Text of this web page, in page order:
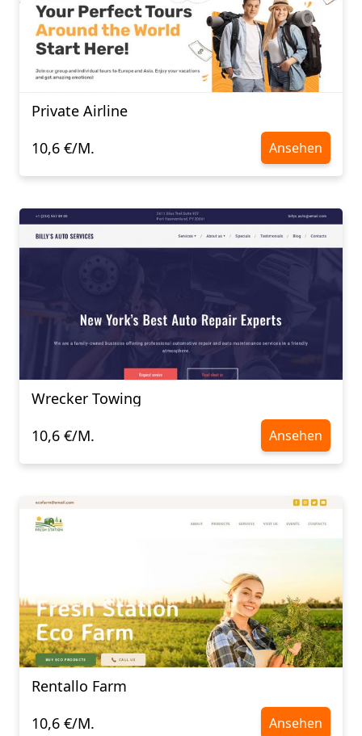
Private Airline
10,6 €/M.
Ansehen
Wrecker Towing
10,6 €/M.
Ansehen
Rentallo Farm
10,6 €/M.
Ansehen